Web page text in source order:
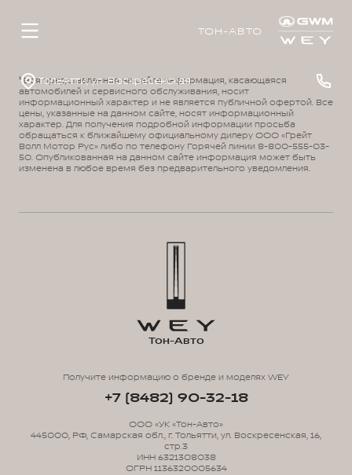
ТОН-АВТО
Тольятти, ул. Воскресенская, д. 16, стр. 1
¹ Вся представленная на сайте информация, касающаяся
автомобилей и сервисного обслуживания, носит
информационный характер и не является публичной офертой. Все
цены, указанные на данном сайте, носят информационный
характер. Для получения подробной информации просьба
обращаться к ближайшему официальному дилеру ООО «Грейт
Волл Мотор Рус» либо по телефону Горячей линии 8-800-555-03-
50. Опубликованная на данном сайте информация может быть
изменена в любое время без предварительного уведомления.
Тон-Авто
Получите информацию о бренде и моделях WEY
+7 (8482) 90-32-18
ООО «УК «Тон-Авто»
445000, РФ, Самарская обл., г. Тольятти, ул. Воскресенская, 16,
стр.3
ИНН 6321308038
ОГРН 1136320005634